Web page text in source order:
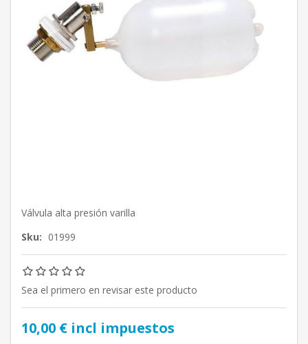
Válvula alta presión varilla
Sku: 01999
Sea el primero en revisar este producto
10,00 € incl impuestos